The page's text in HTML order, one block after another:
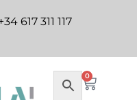
617 311 117
0